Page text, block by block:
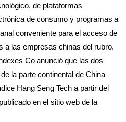
de plataformas
de consumo y programas a
conveniente para el acceso de
a las empresas chinas del rubro.
Co anunció que las dos
la parte continental de China
Hang Seng Tech a partir del
en el sitio web de la